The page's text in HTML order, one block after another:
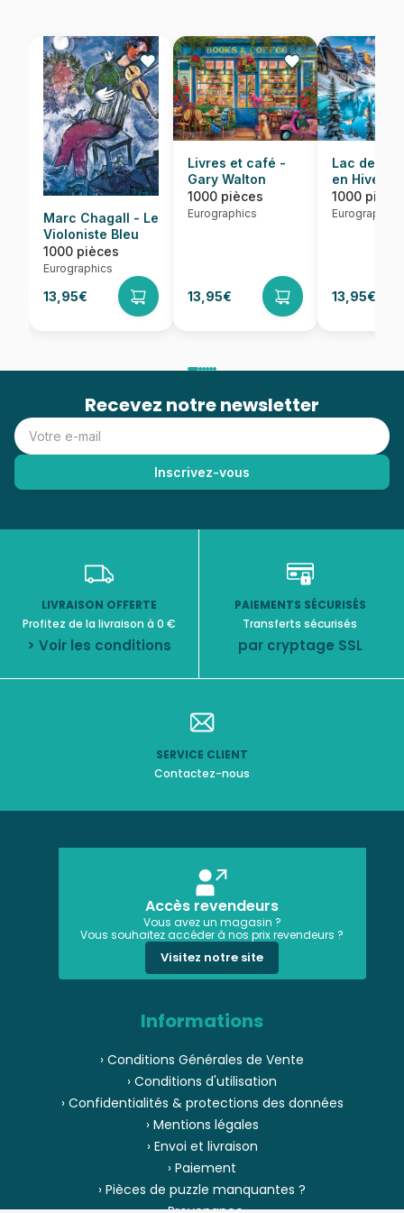
Marc Chagall - Le
Violoniste Bleu
1000 pièces
Eurographics
13,95€
Livres et café -
Gary Walton
1000 pièces
Eurographics
13,95€
Lac de
en Hiver
1000
Eurographics
13,95€
Recevez notre newsletter
LIVRAISON OFFERTE
Profitez de la livraison à 0 €
> Voir les conditions
PAIEMENTS SÉCURISÉS
Transferts sécurisés
par cryptage SSL
SERVICE CLIENT
Contactez-nous
Accès revendeurs
Vous avez un magasin ?
Vous souhaitez accéder à nos prix revendeurs ?
Visitez notre site
Informations
› Conditions Générales de Vente
› Conditions d'utilisation
› Confidentialités & protections des données
› Mentions légales
› Envoi et livraison
› Paiement
› Pièces de puzzle manquantes ?